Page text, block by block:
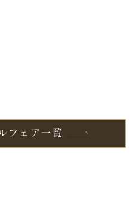
フェア一覧